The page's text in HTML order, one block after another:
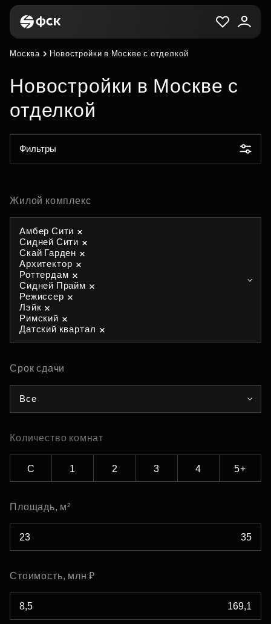
Москва Новостройки в Москве с отделкой
Новостройки в Москве с
отделкой
Фильтры
Жилой комплекс
Амбер Сити
Сидней Сити
Скай Гарден
Архитектор
Роттердам
Сидней Прайм
Режиссер
Лэйк
Римский
Датский квартал
Срок сдачи
Все
Количество комнат
С 1 2 3 4 5+
Площадь, м²
Стоимость, млн ₽